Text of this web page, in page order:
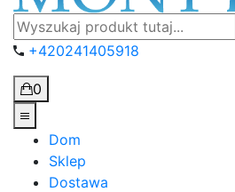
+420241405918
0
Dom
Sklep
Dostawa